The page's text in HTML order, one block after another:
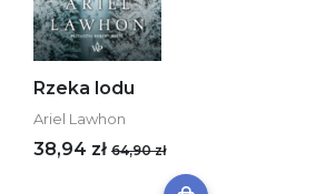
Rzeka lodu
Ariel Lawhon
38,94 zł 64,90 zł